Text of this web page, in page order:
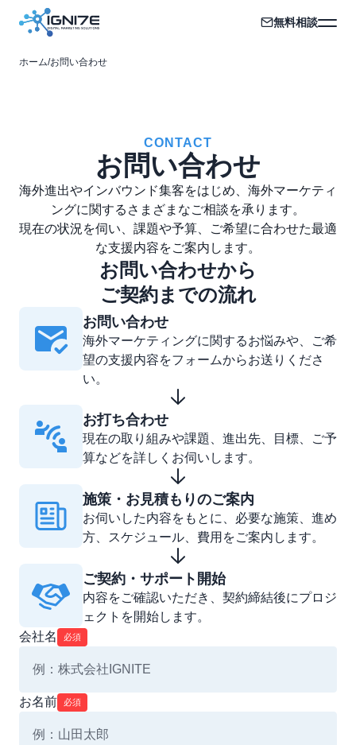
無料相談
ホーム/お問い合わせ
CONTACT
お問い合わせ
海外進出やインバウンド集客をはじめ、海外マーケティ
ングに関するさまざまなご相談を承ります。
現在の状況を伺い、課題や予算、ご希望に合わせた最適
な支援内容をご案内します。
お問い合わせから
ご契約までの流れ
お問い合わせ
海外マーケティングに関するお悩みや、ご希
望の支援内容をフォームからお送りくださ
い。
お打ち合わせ
現在の取り組みや課題、進出先、目標、ご予
算などを詳しくお伺いします。
施策・お見積もりのご案内
お伺いした内容をもとに、必要な施策、進め
方、スケジュール、費用をご案内します。
ご契約・サポート開始
内容をご確認いただき、契約締結後にプロジ
ェクトを開始します。
会社名
必須
お名前 必須